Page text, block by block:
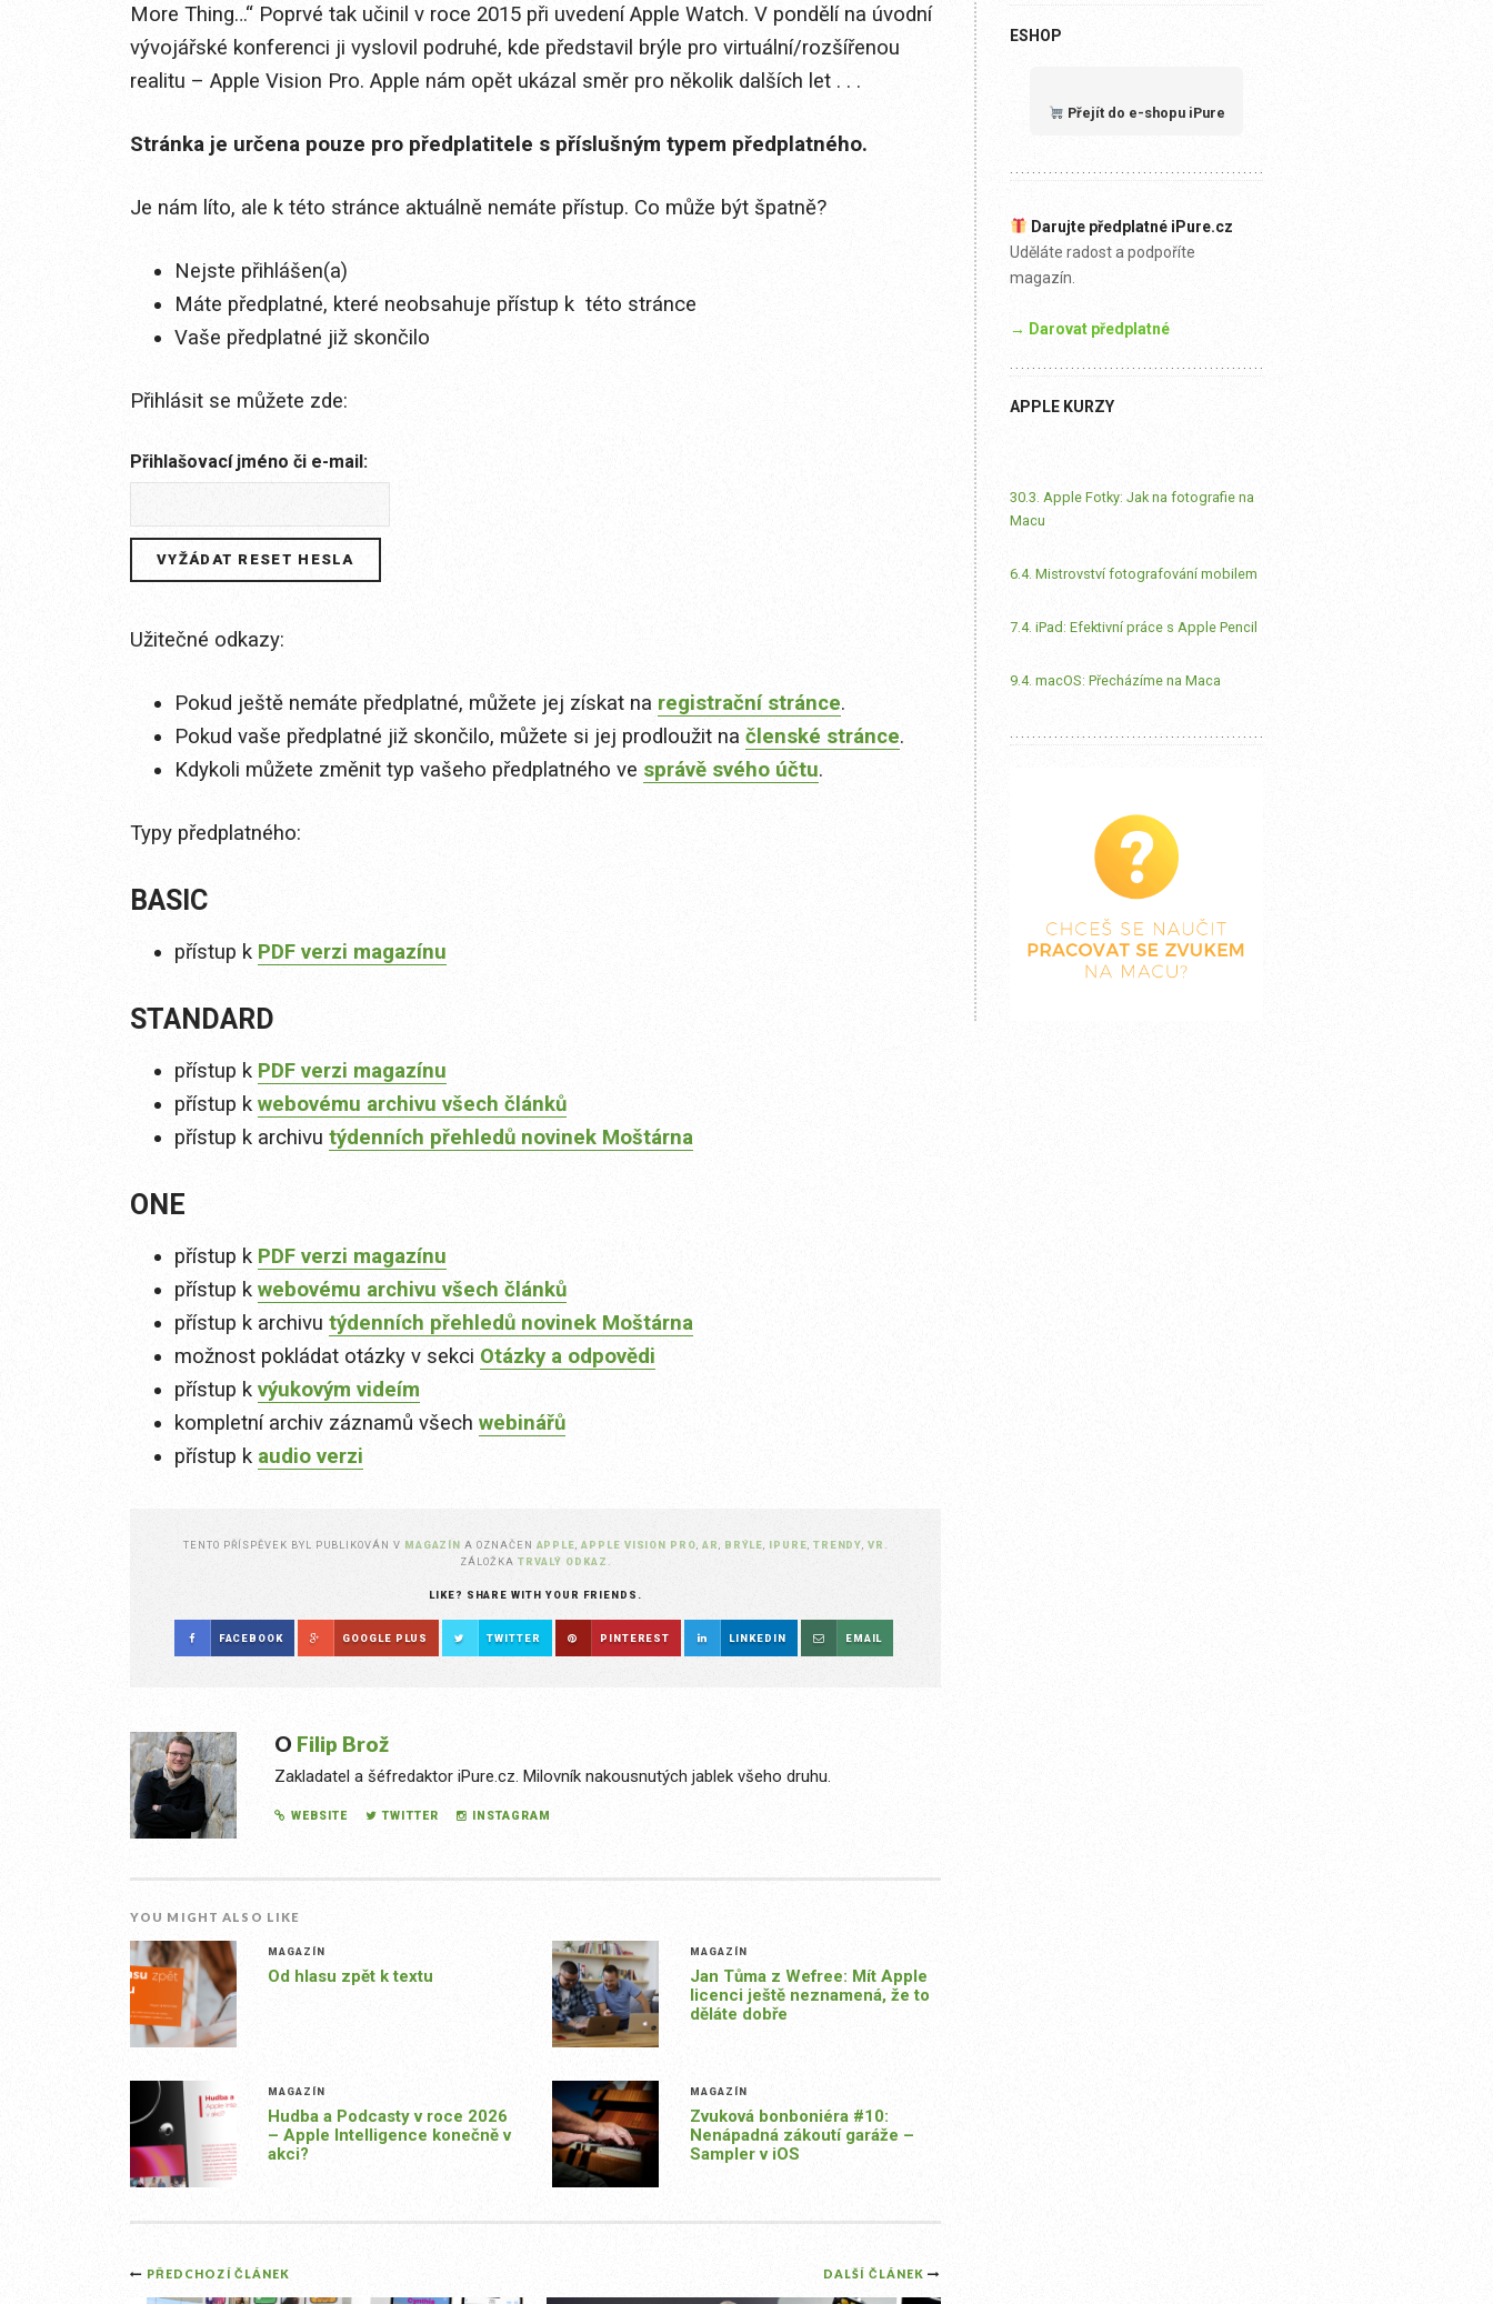
More Thing…“ Poprvé tak učinil v roce 2015 při uvedení Apple Watch. V pondělí na úvodní
vývojářské konferenci ji vyslovil podruhé, kde představil brýle pro virtuální/rozšířenou
realitu – Apple Vision Pro. Apple nám opět ukázal směr pro několik dalších let . . .
Stránka je určena pouze pro předplatitele s příslušným typem předplatného.
Je nám líto, ale k této stránce aktuálně nemáte přístup. Co může být špatně?
Nejste přihlášen(a)
Máte předplatné, které neobsahuje přístup k této stránce
Vaše předplatné již skončilo
Přihlásit se můžete zde:
Přihlašovací jméno či e-mail:
Užitečné odkazy:
Pokud ještě nemáte předplatné, můžete jej získat na registrační stránce.
Pokud vaše předplatné již skončilo, můžete si jej prodloužit na členské stránce.
Kdykoli můžete změnit typ vašeho předplatného ve správě svého účtu.
Typy předplatného:
BASIC
přístup k PDF verzi magazínu
STANDARD
přístup k PDF verzi magazínu
přístup k webovému archivu všech článků
přístup k archivu týdenních přehledů novinek Moštárna
ONE
přístup k PDF verzi magazínu
přístup k webovému archivu všech článků
přístup k archivu týdenních přehledů novinek Moštárna
možnost pokládat otázky v sekci Otázky a odpovědi
přístup k výukovým videím
kompletní archiv záznamů všech webinářů
přístup k audio verzi
TENTO PŘÍSPĚVEK BYL PUBLIKOVÁN V MAGAZÍN A OZNAČEN APPLE ,APPLE VISION PRO AR BRÝLE IPURE TRENDY ,VR
ZÁLOŽKA TRVALÝ ODKAZ
LIKE? SHARE WITH YOUR FRIENDS.
FACEBOOK GOOGLE PLUS TWITTER PINTEREST LINKEDIN EMAIL
O Filip Brož
Zakladatel a šéfredaktor iPure.cz. Milovník nakousnutých jablek všeho druhu.
WEBSITE TWITTER INSTAGRAM
YOU MIGHT ALSO LIKE
MAGAZÍN
Od hlasu zpět k textu
MAGAZÍN
Jan Tůma z Wefree: Mít Apple
licenci ještě neznamená, že to
děláte dobře
MAGAZÍN
Hudba a Podcasty v roce 2026
– Apple Intelligence konečně v
akci?
MAGAZÍN
Zvuková bonboniéra #10:
Nenápadná zákoutí garáže –
Sampler v iOS
Post
DALŠÍ ČLÁNEK
PŘEDCHOZÍ ČLÁNEK
ESHOP
Přejít do e-shopu iPure
Darujte předplatné iPure.cz
Uděláte radost a podpoříte
magazín.
→ Darovat předplatné
APPLE KURZY
30.3. Apple Fotky: Jak na fotografie na
Macu
6.4. Mistrovství fotografování mobilem
7.4. iPad: Efektivní práce s Apple Pencil
9.4. macOS: Přecházíme na Maca